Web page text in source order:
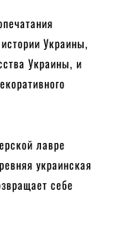
Украины,
Украины, и
лавре
украинская
себе